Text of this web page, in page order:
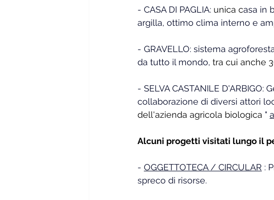
- CASA DI PAGLIA: unica casa in
argilla, ottimo clima interno e
- GRAVELLO: sistema
da tutto il mondo, tra cui anche
- SELVA CASTANILE
collaborazione di diversi attori
dell'azienda agricola biologica "
Alcuni progetti visitati lungo il
- OGGETTOTECA / CIRCULAR :
spreco di risorse.